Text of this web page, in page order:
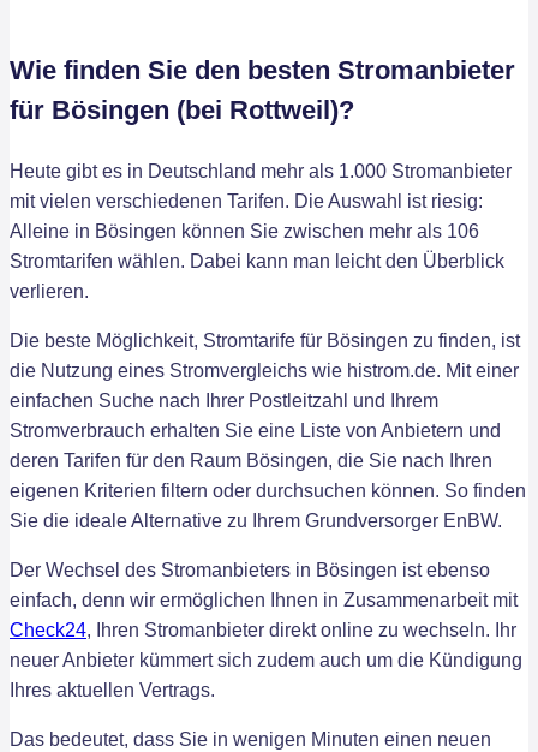
Wie finden Sie den besten Stromanbieter
für Bösingen (bei Rottweil)?
Heute gibt es in Deutschland mehr als 1.000 Stromanbieter
mit vielen verschiedenen Tarifen. Die Auswahl ist riesig:
Alleine in Bösingen können Sie zwischen mehr als 106
Stromtarifen wählen. Dabei kann man leicht den Überblick
verlieren.
Die beste Möglichkeit, Stromtarife für Bösingen zu finden, ist
die Nutzung eines Stromvergleichs wie histrom.de. Mit einer
einfachen Suche nach Ihrer Postleitzahl und Ihrem
Stromverbrauch erhalten Sie eine Liste von Anbietern und
deren Tarifen für den Raum Bösingen, die Sie nach Ihren
eigenen Kriterien filtern oder durchsuchen können. So finden
Sie die ideale Alternative zu Ihrem Grundversorger EnBW.
Der Wechsel des Stromanbieters in Bösingen ist ebenso
einfach, denn wir ermöglichen Ihnen in Zusammenarbeit mit
Check24, Ihren Stromanbieter direkt online zu wechseln. Ihr
neuer Anbieter kümmert sich zudem auch um die Kündigung
Ihres aktuellen Vertrags.
Das bedeutet, dass Sie in wenigen Minuten einen neuen